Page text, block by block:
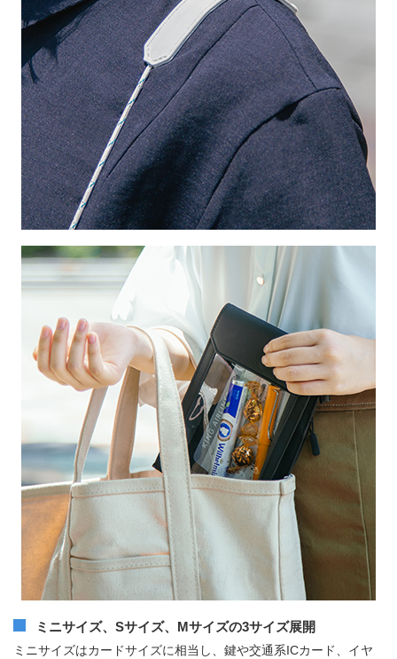
ミニサイズ、Sサイズ、Mサイズの3サイズ展開
ミニサイズはカードサイズに相当し、鍵や交通系ICカード、イヤ